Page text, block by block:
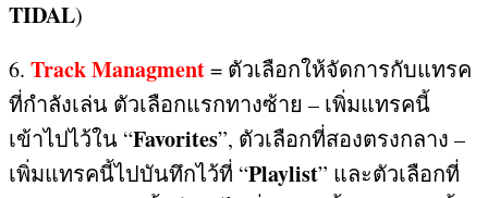
TIDAL)
6. Track Managment= ตัวเลือกให้จัดการกับแทรค
ที่กำลังเล่น ตัวเลือกแรกทางซ้าย – เพิ่มแทรคนี้
เข้าไปไว้ใน “Favorites”, ตัวเลือกที่สองตรงกลาง –
เพิ่มแทรคนี้ไปบันทึกไว้ที่ “Playlist” และตัวเลือกที่